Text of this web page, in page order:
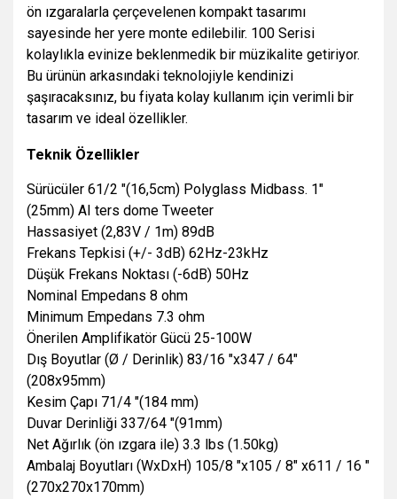
ön ızgaralarla çerçevelenen kompakt tasarımı
sayesinde her yere monte edilebilir. 100 Serisi
kolaylıkla evinize beklenmedik bir müzikalite getiriyor.
Bu ürünün arkasındaki teknolojiyle kendinizi
şaşıracaksınız, bu fiyata kolay kullanım için verimli bir
tasarım ve ideal özellikler.
Teknik Özellikler
Sürücüler 61/2 "(16,5cm) Polyglass Midbass. 1"
(25mm) AI ters dome Tweeter
Hassasiyet (2,83V / 1m) 89dB
Frekans Tepkisi (+/- 3dB) 62Hz-23kHz
Düşük Frekans Noktası (-6dB) 50Hz
Nominal Empedans 8 ohm
Minimum Empedans 7.3 ohm
Önerilen Amplifikatör Gücü 25-100W
Dış Boyutlar (Ø / Derinlik) 83/16 "x347 / 64"
(208x95mm)
Kesim Çapı 71/4 "(184 mm)
Duvar Derinliği 337/64 "(91mm)
Net Ağırlık (ön ızgara ile) 3.3 lbs (1.50kg)
Ambalaj Boyutları (WxDxH) 105/8 "x105 / 8" x611 / 16 "
(270x270x170mm)